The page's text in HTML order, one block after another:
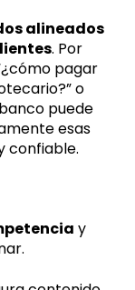
alineados
. Por
pagar
o
puede
esas
confiable.
y